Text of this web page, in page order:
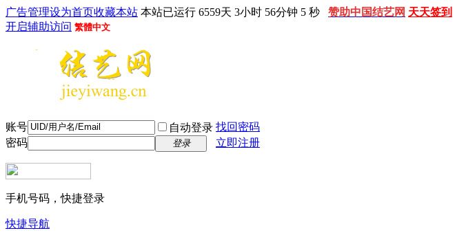
广告管理设为首页收藏本站 本站已运行 6559天 3小时 56分钟 6 秒 赞助中国结艺网 天天签到
开启辅助访问 繁體中文
账号 自动登录 找回密码
密码
登录 立即注册
手机号码，快捷登录
快捷导航